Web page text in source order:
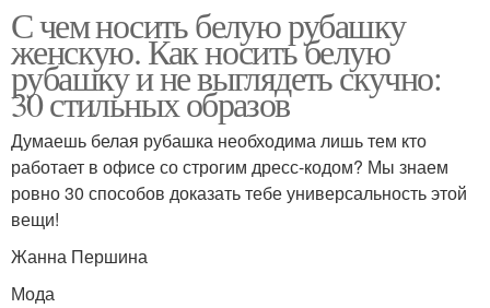
С чем носить белую рубашку
женскую. Как носить белую
рубашку и не выглядеть скучно:
30 стильных образов
Думаешь белая рубашка необходима лишь тем кто
работает в офисе со строгим дресс-кодом? Мы знаем
ровно 30 способов доказать тебе универсальность этой
вещи!
Жанна Першина
Мода